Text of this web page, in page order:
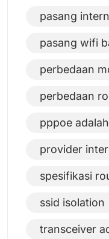
pasang
pasang wifi
perbedaan
perbedaan
pppoe adalah
provider
spesifikasi
ssid isolation
transceiver